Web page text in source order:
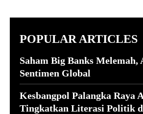
POPULAR ARTICLES
Saham Big Banks Melemah,
Sentimen Global
Kesbangpol Palangka Raya
Tingkatkan Literasi Politik